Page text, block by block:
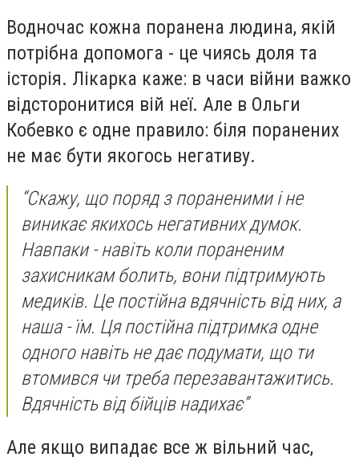
Водночас кожна поранена людина, якій
потрібна допомога - це чиясь доля та
історія. Лікарка каже: в часи війни важко
відсторонитися вій неї. Але в Ольги
Кобевко є одне правило: біля поранених
не має бути якогось негативу.
“Скажу, що поряд з пораненими і не
виникає якихось негативних думок.
Навпаки - навіть коли пораненим
захисникам болить, вони підтримують
медиків. Це постійна вдячність від них, а
наша - їм. Ця постійна підтримка одне
одного навіть не дає подумати, що ти
втомився чи треба перезавантажитись.
Вдячність від бійців надихає”
Але якщо випадає все ж вільний час,